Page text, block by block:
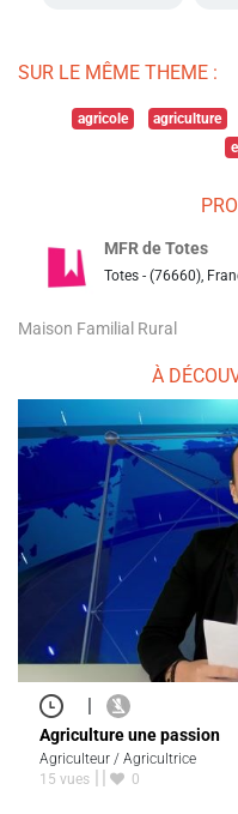
SUR LE MÊME THEME :
agricole agriculture
MFR de Totes
Totes - (76660),
Maison Familial Rural
À
|
Agriculture une passion
Agriculteur / Agricultrice
15 vues
0